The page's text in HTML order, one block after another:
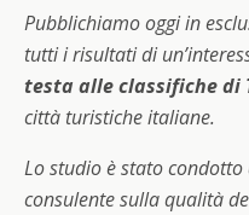
Pubblichiamo oggi in
tutti i risultati di
testa alle classifiche di
città turistiche italiane.
Lo studio è stato condotto
consulente sulla qualità